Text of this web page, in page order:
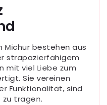
Michur bestehen aus
strapazierfähigem
mit viel Liebe zum
Sie vereinen
Funktionalität, sind
tragen.